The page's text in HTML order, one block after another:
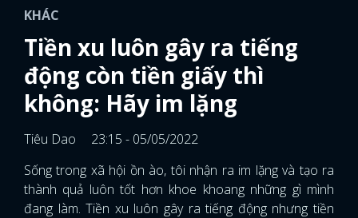
KHÁC
Tiền xu luôn gây ra tiếng
động còn tiền giấy thì
không: Hãy im lặng
Tiêu Dao
23:15 - 05/05/2022
Sống trong xã hội ồn ào, tôi nhận ra im lặng và tạo ra
thành quả luôn tốt hơn khoe khoang những gì mình
đang làm. Tiền xu luôn gây ra tiếng động nhưng tiền